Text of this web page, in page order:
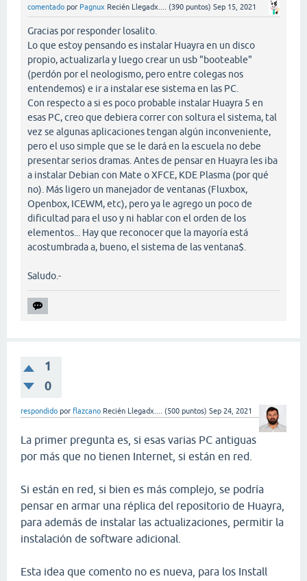
comentado por Pagnux Recién Llegadx.... (390 puntos) Sep 15, 2021
Gracias por responder losalito.
Lo que estoy pensando es instalar Huayra en un disco
propio, actualizarla y luego crear un usb "booteable"
(perdón por el neologismo, pero entre colegas nos
entendemos) e ir a instalar ese sistema en las PC.
Con respecto a si es poco probable instalar Huayra 5 en
esas PC, creo que debiera correr con soltura el sistema, tal
vez se algunas aplicaciones tengan algún inconveniente,
pero el uso simple que se le dará en la escuela no debe
presentar serios dramas. Antes de pensar en Huayra les iba
a instalar Debian con Mate o XFCE, KDE Plasma (por qué
no). Más ligero un manejador de ventanas (Fluxbox,
Openbox, ICEWM, etc), pero ya le agrego un poco de
dificultad para el uso y ni hablar con el orden de los
elementos... Hay que reconocer que la mayoría está
acostumbrada a, bueno, el sistema de las ventana$.
Saludo.-
1
0
respondido por flazcano Recién Llegadx.... (500 puntos) Sep 24, 2021
La primer pregunta es, si esas varias PC antiguas
por más que no tienen Internet, si están en red.
Si están en red, si bien es más complejo, se podría
pensar en armar una réplica del repositorio de Huayra,
para además de instalar las actualizaciones, permitir la
instalación de software adicional.
Esta idea que comento no es nueva, para los Install